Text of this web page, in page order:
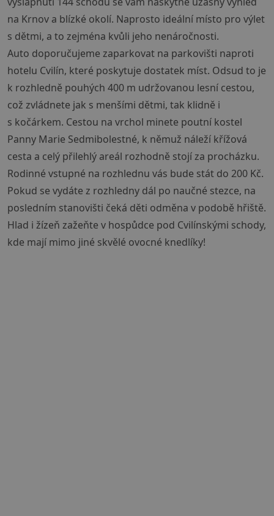
na Krnov a blízké okolí. Naprosto ideální místo pro výlet
s dětmi, a to zejména kvůli jeho nenáročnosti.
Auto doporučujeme zaparkovat na parkovišti naproti
hotelu Cvilín, které poskytuje dostatek míst. Odsud to je
k rozhledně pouhých 400 m udržovanou lesní cestou,
což zvládnete jak s menšími dětmi, tak klidně i
s kočárkem. Cestou na vrchol minete poutní kostel
Panny Marie Sedmibolestné, k němuž náleží křížová
cesta a celý přilehlý areál rozhodně stojí za procházku.
Rodinné vstupné na rozhlednu vás bude stát do 200 Kč.
Pokud se vydáte z rozhledny dál po naučné stezce, na
posledním stanovišti čeká děti odměna v podobě hřiště.
Hlad i žízeň zažeňte v hospůdce pod Cvilínskými schody,
kde mají mimo jiné skvělé ovocné knedlíky!